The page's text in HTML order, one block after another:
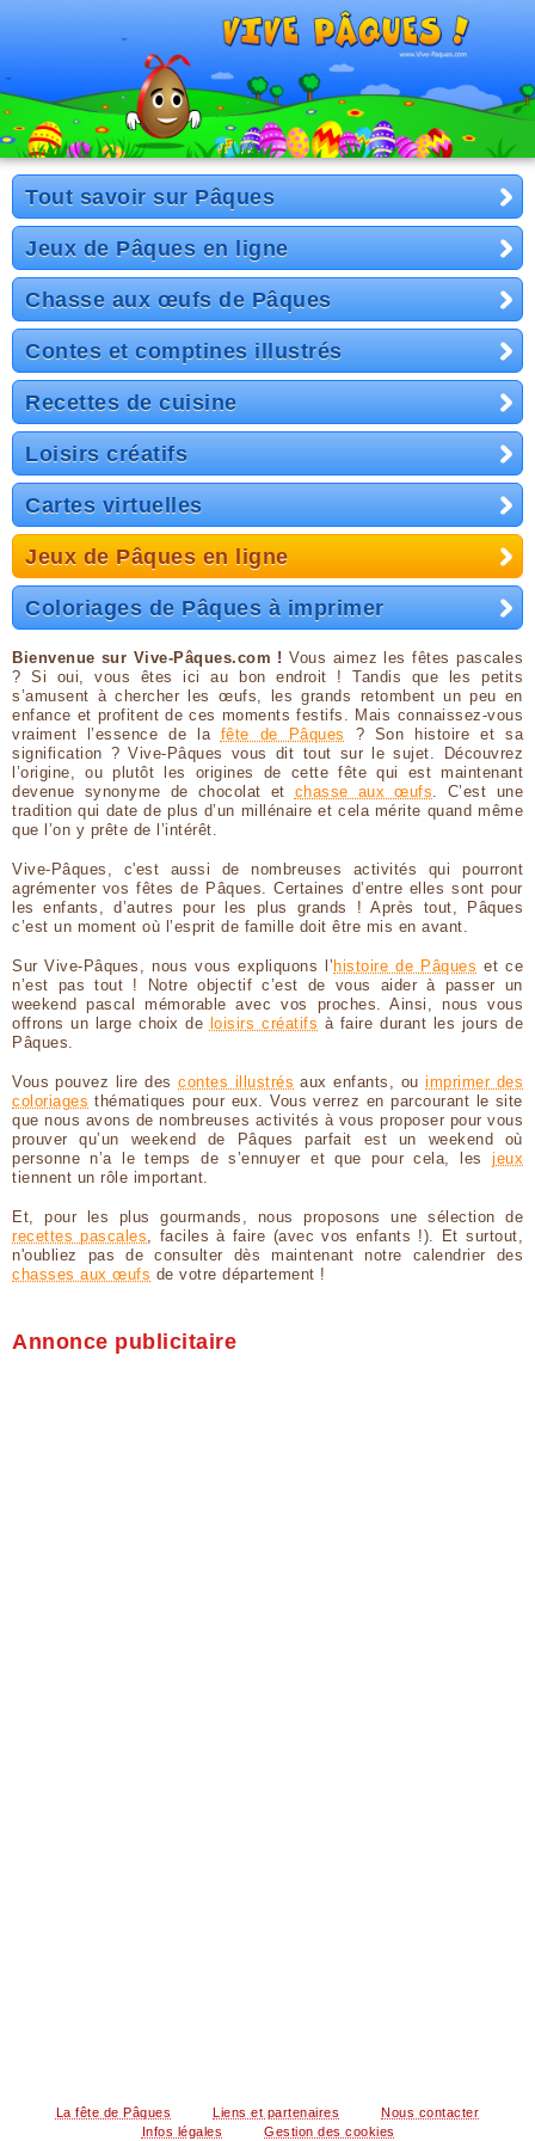
Tout savoir sur Pâques
Jeux de Pâques en ligne
Chasse aux œufs de Pâques
Contes et comptines illustrés
Recettes de cuisine
Loisirs créatifs
Cartes virtuelles
Jeux de Pâques en ligne
Coloriages de Pâques à imprimer
Bienvenue sur Vive-Pâques.com ! Vous aimez les fêtes pascales
? Si oui, vous êtes ici au bon endroit ! Tandis que les petits
s’amusent à chercher les œufs, les grands retombent un peu en
enfance et profitent de ces moments festifs. Mais connaissez-vous
vraiment l’essence de la fête de Pâques
? Son histoire et sa
signification ? Vive-Pâques vous dit tout sur le sujet. Découvrez
l’origine, ou plutôt les origines de cette fête qui est maintenant
devenue synonyme de chocolat et chasse aux œufs . C’est une
tradition qui date de plus d’un millénaire et cela mérite quand même
que l’on y prête de l’intérêt.
Vive-Pâques, c'est aussi de nombreuses activités qui pourront
agrémenter vos fêtes de Pâques. Certaines d’entre elles sont pour
les enfants, d’autres pour les plus grands ! Après tout, Pâques
c’est un moment où l’esprit de famille doit être mis en avant.
Sur Vive-Pâques, nous vous expliquons l’ histoire de Pâques et ce
n’est pas tout ! Notre objectif c’est de vous aider à passer un
weekend pascal mémorable avec vos proches. Ainsi, nous vous
offrons un large choix de loisirs créatifs à faire durant les jours de
Pâques.
Vous pouvez lire descontes illustrés aux enfants, ouimprimer des
coloriages thématiques pour eux. Vous verrez en parcourant le site
que nous avons de nombreuses activités à vous proposer pour vous
prouver qu’un weekend de Pâques parfait est un weekend où
personne n’a le temps de s’ennuyer et que pour cela, les jeux
tiennent un rôle important.
Et, pour les plus gourmands, nous proposons une sélection de
recettes pascales , faciles à faire (avec vos enfants !). Et surtout,
n'oubliez pas de consulter dès maintenant notre calendrier des
chasses aux œufs de votre département !
Annonce publicitaire
La fête de Pâques Liens et partenaires
Nous contacter
Infos légales
Gestion des cookies